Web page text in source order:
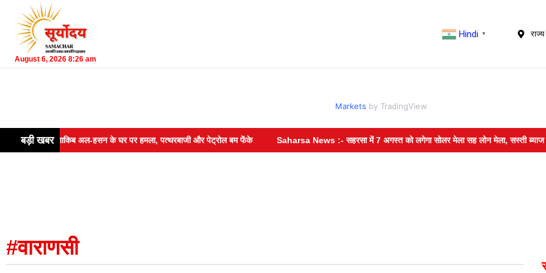
August 6, 2026 8:26 am
Hindi ▼
Markets by TradingView
बड़ी खबर
क्रिकेटर शाकिब अल-हसन के घर पर हमला, पत्थरबाजी और पेट्रोल बम फेंके Saharsa News :- सहरसा में 7 अगस्त को लगेगा सोलर मेला सह लोन मेला, सस्ती ब्याज दर
#वाराणसी